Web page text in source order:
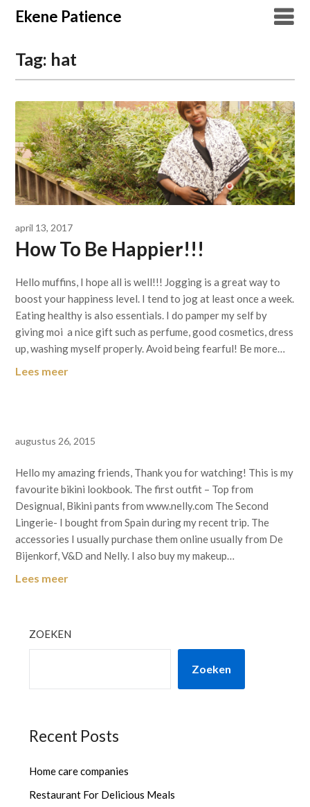
Overslaan
naar
Ekene Patience
Tag: hat
april 13, 2017
How To Be Happier!!!
Hello muffins, I hope all is well!!! Jogging is a great way to
boost your happiness level. I tend to jog at least once a week.
Eating healthy is also essentials. I do pamper my self by
giving moi a nice gift such as perfume, good cosmetics, dress
up, washing myself properly. Avoid being fearful! Be more…
Lees meer
augustus 26, 2015
Hello my amazing friends, Thank you for watching! This is my
favourite bikini lookbook. The first outfit – Top from
Designual, Bikini pants from www.nelly.com The Second
Lingerie- I bought from Spain during my recent trip. The
accessories I usually purchase them online usually from De
Bijenkorf, V&D and Nelly. I also buy my makeup…
Lees meer
ZOEKEN
Zoeken
Recent Posts
Home care companies
Restaurant For Delicious Meals